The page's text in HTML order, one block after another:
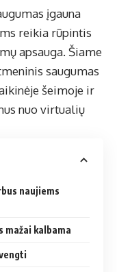
įgauna
reikia rūpintis
apsauga. Šiame
saugumas
šeimoje ir
nuo virtualių
naujiems
mažai kalbama